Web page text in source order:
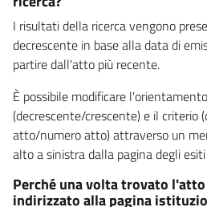
I risultati della ricerca vengono
decrescente in base alla data di
partire dall'atto più recente.
È possibile modificare
(decrescente/crescente) e il
atto/numero atto) attraverso un
alto a sinistra dalla pagina degli
Perché una volta trovato
indirizzato alla pagina